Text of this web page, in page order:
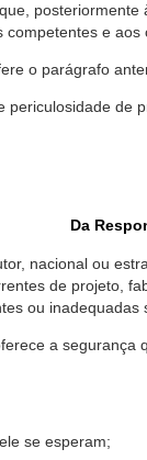
e
o parágrafo
periculosidade de
Da
nacional ou
de projeto,
ou inadequadas
a
se esperam;